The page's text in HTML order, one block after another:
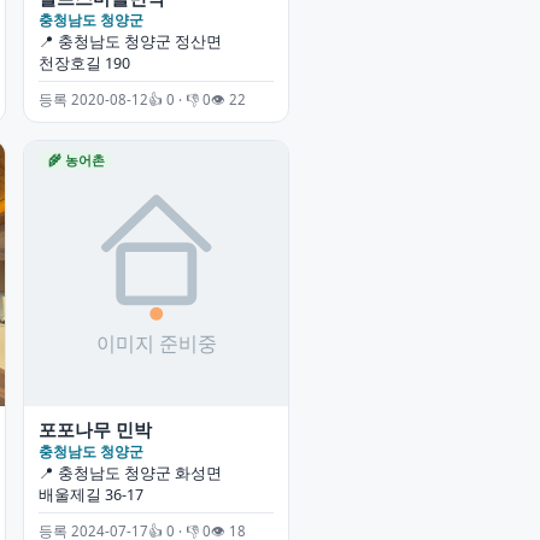
충청남도 청양군
📍 충청남도 청양군 정산면
천장호길 190
등록 2020-08-12👍 0 · 👎 0👁 22
🌾 농어촌
포포나무 민박
충청남도 청양군
📍 충청남도 청양군 화성면
배울제길 36-17
등록 2024-07-17👍 0 · 👎 0👁 18